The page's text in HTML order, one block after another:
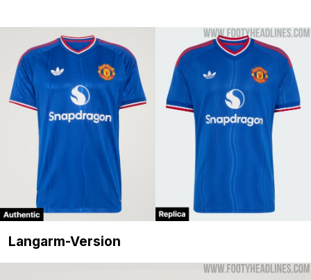
Langarm-Version